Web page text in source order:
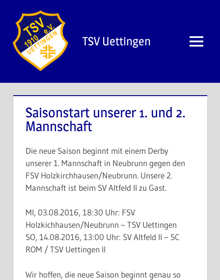
Inhalt
springen
TSV Uettingen Menü
Saisonstart unserer 1. und 2.
Mannschaft
Die neue Saison beginnt mit einem Derby
unserer 1. Mannschaft in Neubrunn gegen den
FSV Holzkirchhausen/Neubrunn. Unsere 2.
Mannschaft ist beim SV Altfeld II zu Gast.
MI, 03.08.2016, 18:30 Uhr: FSV
Holzkichhausen/Neubrunn – TSV Uettingen
SO, 14.08.2016, 13:00 Uhr: SV Altfeld II – SC
ROM / TSV Uettingen II
Wir hoffen, die neue Saison beginnt genau so